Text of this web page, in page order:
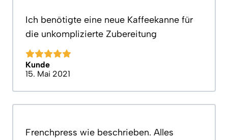
Ich benötigte eine neue Kaffeekanne für
die unkomplizierte Zubereitung
Kunde
15. Mai 2021
Frenchpress wie beschrieben. Alles